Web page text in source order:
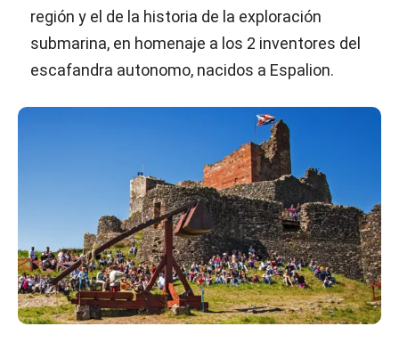
región y el de la historia de la exploración
submarina, en homenaje a los 2 inventores del
escafandra autonomo, nacidos a Espalion.